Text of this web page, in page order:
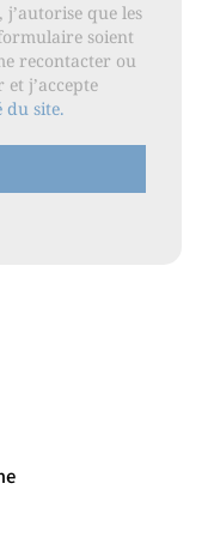
que les
soient
recontacter ou
j’accepte
site.